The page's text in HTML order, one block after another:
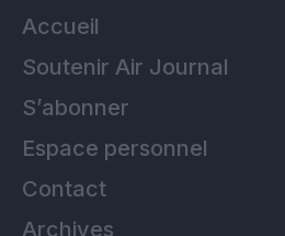
Accueil
Soutenir Air Journal
S’abonner
Espace personnel
Contact
Archives